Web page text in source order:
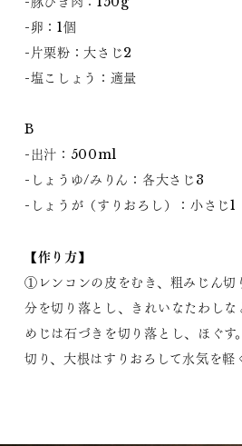
-卵：1個
-片栗粉：大さじ2
-塩こしょう：適量
B
-出汁：500ml
-しょうゆ/みりん：各大さじ3
-しょうが（すりおろし）：小さじ1
【作り方】
①レンコンの皮をむき、粗みじん切
分を切り落とし、きれいなたわしな
めじは石づきを切り落とし、ほぐ
切り、大根はすりおろして水気を軽